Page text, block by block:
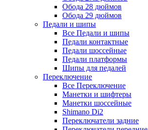
Обода 28 дюймов
Обода 29 дюймов
Педали и шипы
Все Педали и шипы
Педали контактные
Педали шоссейные
Педали платформы
Шипы для педалей
Переключение
Все Переключение
Манетки и шифтеры
Манетки шоссейные
Shimano Di2
Переключатели задние